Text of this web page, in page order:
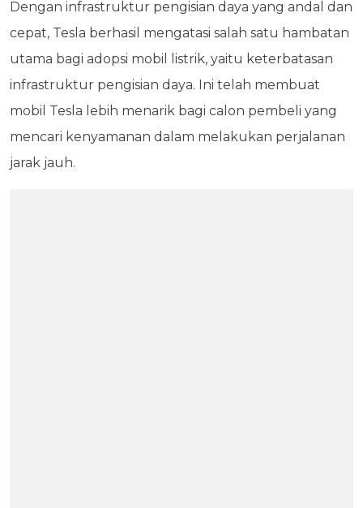
Dengan infrastruktur pengisian daya yang andal dan
cepat, Tesla berhasil mengatasi salah satu hambatan
utama bagi adopsi mobil listrik, yaitu keterbatasan
infrastruktur pengisian daya. Ini telah membuat
mobil Tesla lebih menarik bagi calon pembeli yang
mencari kenyamanan dalam melakukan perjalanan
jarak jauh.